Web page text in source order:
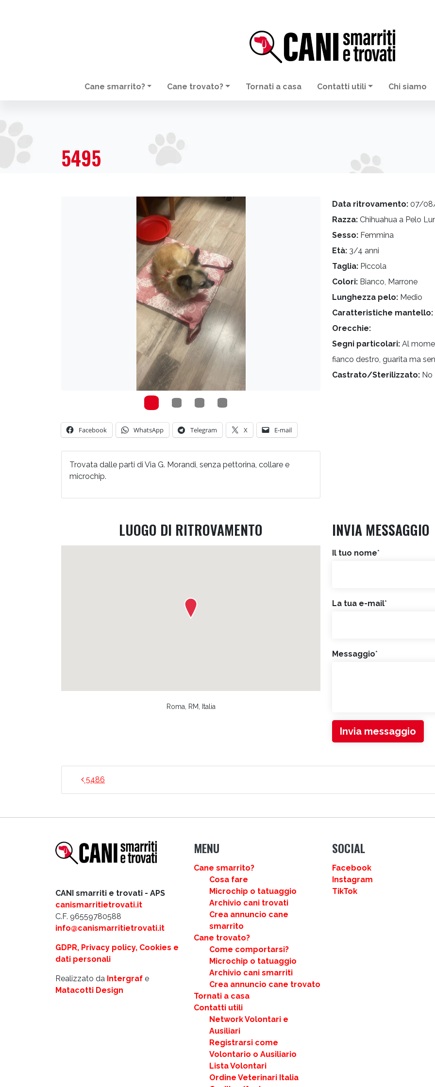
NAVIGAZIONE PRINCIPALE
Cane smarrito? Cane trovato? Tornati a casa Contatti utili Chi siamo
5495
Facebook WhatsApp Telegram X E-mail
Trovata dalle parti di Via G. Morandi, senza pettorina, collare e
microchip.
Data ritrovamento: 07/
Razza: Chihuahua a Pelo
Sesso: Femmina
Età: 3/4 anni
Taglia: Piccola
Colori: Bianco, Marrone
Lunghezza pelo: Medio
Caratteristiche mantello:
Orecchie:
Segni particolari: Al
fianco destro, guarita ma
Castrato/Sterilizzato: No
LUOGO DI RITROVAMENTO
Roma, RM, Italia
INVIA MESSAGGIO
Il tuo nome*
La tua e-mail*
Messaggio*
Invia messaggio
NAVIGAZIONE ARTICOLI
5486
CANI smarriti e trovati - APS
canismarritietrovati.it
C.F. 96559780588
info@canismarritietrovati.it
GDPR, Privacy policy, Cookies e
dati personali
Realizzato da Intergraf e
Matacotti Design
MENU
Cane smarrito?
Cosa fare
Microchip o tatuaggio
Archivio cani trovati
Crea annuncio cane
smarrito
Cane trovato?
Come comportarsi?
Microchip o tatuaggio
Archivio cani smarriti
Crea annuncio cane trovato
Tornati a casa
Contatti utili
Network Volontari e
Ausiliari
Registrarsi come
Volontario o Ausiliario
Lista Volontari
Ordine Veterinari Italia
SOCIAL
Facebook
Instagram
TikTok